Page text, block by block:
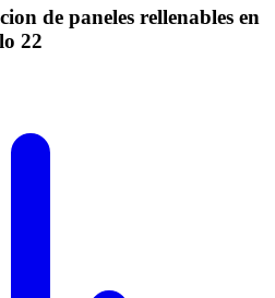
de paneles rellenables en
22